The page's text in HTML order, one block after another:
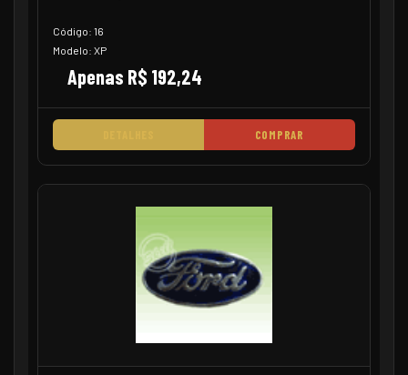
Código: 16
Modelo: XP
Apenas R$ 192,24
COMPRAR